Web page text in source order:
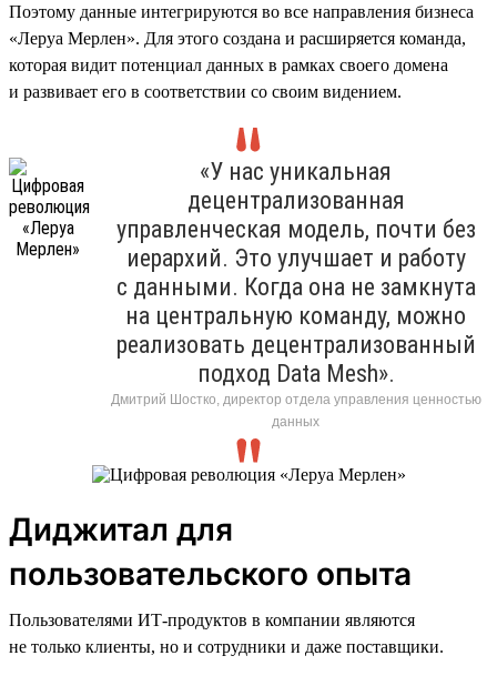
Поэтому данные интегрируются во все направления бизнеса
«Леруа Мерлен». Для этого создана и расширяется команда,
которая видит потенциал данных в рамках своего домена
и развивает его в соответствии со своим видением.
«У нас уникальная
децентрализованная
управленческая модель, почти без
иерархий. Это улучшает и работу
с данными. Когда она не замкнута
на центральную команду, можно
реализовать децентрализованный
подход Data Mesh».
Дмитрий Шостко, директор отдела управления ценностью
данных
Диджитал для
пользовательского опыта
Пользователями ИТ-продуктов в компании являются
не только клиенты, но и сотрудники и даже поставщики.